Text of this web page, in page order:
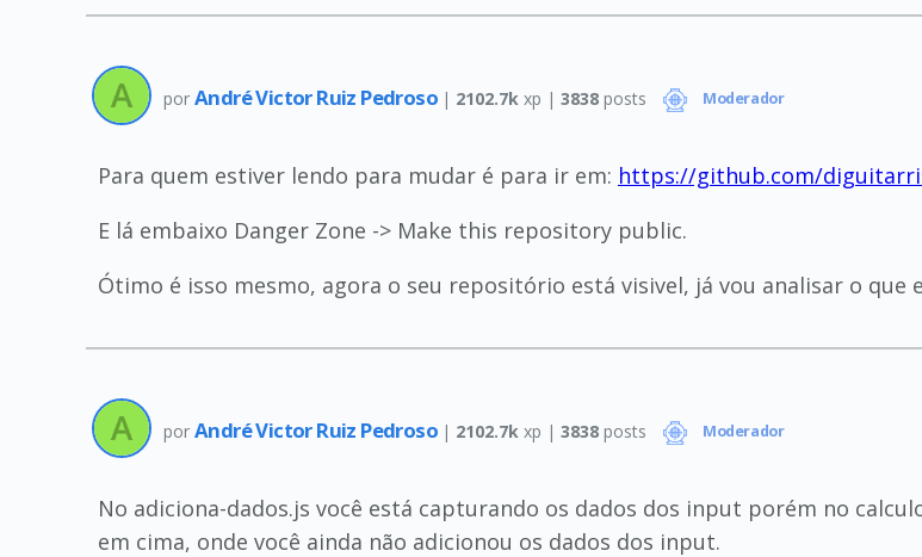
por André Victor Ruiz Pedroso | 2102.7k xp |3838 posts Moderador
Para quem estiver lendo para mudar é para ir em: https://github.com/
E lá embaixo Danger Zone -> Make this repository public.
Ótimo é isso mesmo, agora o seu repositório está visivel, já vou analisar o que
por André Victor Ruiz Pedroso | 2102.7k xp |3838 posts Moderador
No adiciona-dados.js você está capturando os dados dos input porém no
em cima, onde você ainda não adicionou os dados dos input.